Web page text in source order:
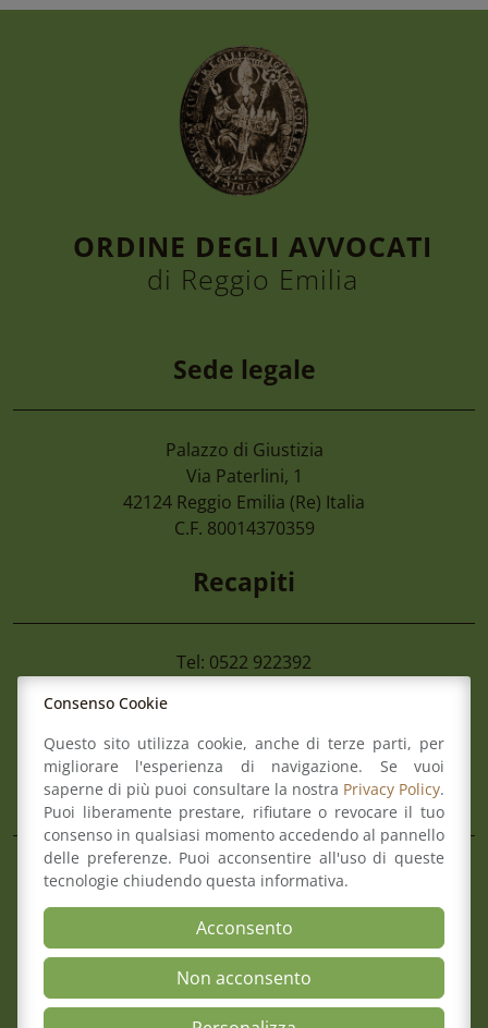
6 Agosto 2026
Convegno “la Tutela Dell’ambiente,
Nel D.lgs. 81/2026. Le Nuove
ORDINE DEGLI AVVOCATI
di Reggio Emilia
Sede legale
Palazzo di Giustizia
Via Paterlini, 1
42124 Reggio Emilia (Re) Italia
C.F. 80014370359
Recapiti
Tel: 0522 922392
Fax: 0522 922392
Mail:info@ordineforense.re.it
Pec:ord.reggioemilia@cert.legalmail.it
L’Ordine
Composizione del Consiglio
Commissioni
Comitato pari opportunità
Osservatori
Richiesta pareri di congruità
Verbali del Consiglio
Consenso Cookie
Questo sito utilizza cookie, anche di terze parti, per
migliorare l'esperienza di navigazione. Se vuoi
saperne di più puoi consultare la nostra Privacy Policy.
Puoi liberamente prestare, rifiutare o revocare il tuo
consenso in qualsiasi momento accedendo al pannello
delle preferenze. Puoi acconsentire all'uso di queste
tecnologie chiudendo questa informativa.
Acconsento
Non acconsento